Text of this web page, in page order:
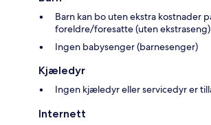
Barn kan bo uten ekstra kostnader
foreldre/foresatte (uten ekstraseng)
Ingen babysenger (barnesenger)
Kjæledyr
Ingen kjæledyr eller servicedyr er
Internett